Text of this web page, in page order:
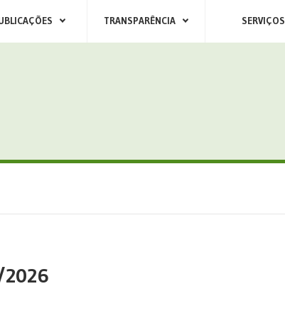
TRANSPARÊNCIA SERVIÇOS
2026